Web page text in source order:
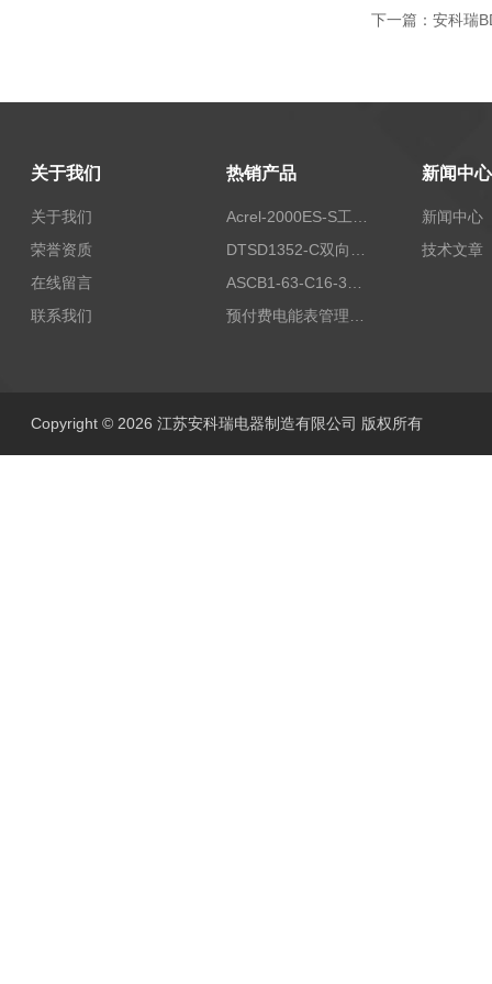
下一篇： 安科瑞
关于我们
关于我们
荣誉资质
在线留言
联系我们
热销产品 新闻中心
新闻中心
技术文章
Copyright © 2026 江苏安科瑞电器制造有限公司 版权所有